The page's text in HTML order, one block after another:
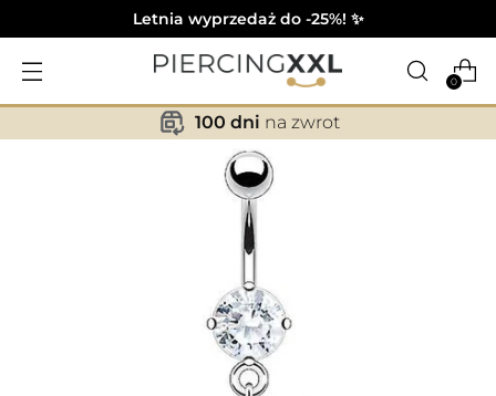
Letnia wyprzedaż do -25%! ✨
0
✕
100 dni na zwrot